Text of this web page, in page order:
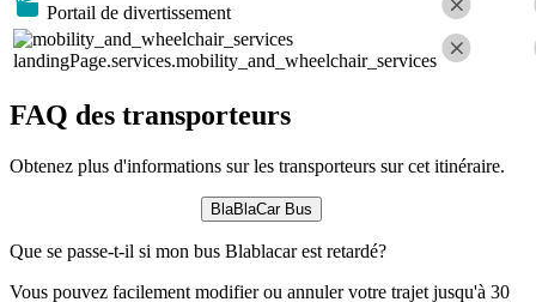
Portail de divertissement
landingPage.services.mobility_and_wheelchair_services
FAQ des transporteurs
Obtenez plus d'informations sur les transporteurs sur cet itinéraire.
BlaBlaCar Bus
Que se passe-t-il si mon bus Blablacar est retardé?
Vous pouvez facilement modifier ou annuler votre trajet jusqu'à 30